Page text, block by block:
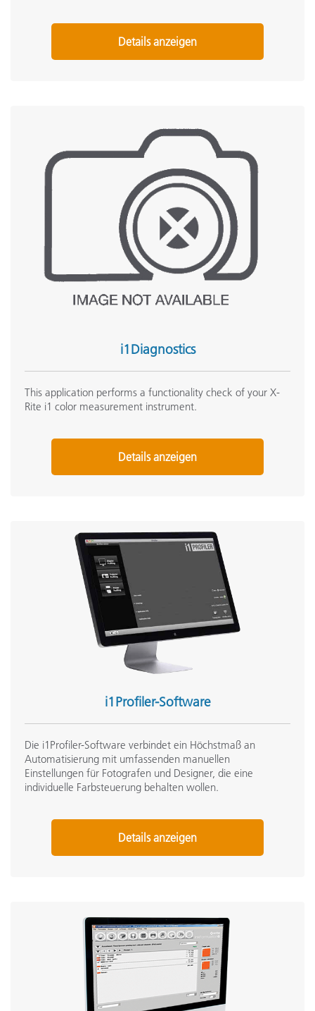
Details anzeigen
i1Diagnostics
This application performs a functionality check of your X-
Rite i1 color measurement instrument.
Details anzeigen
i1Profiler-Software
Die i1Profiler-Software verbindet ein Höchstmaß an
Automatisierung mit umfassenden manuellen
Einstellungen für Fotografen und Designer, die eine
individuelle Farbsteuerung behalten wollen.
Details anzeigen